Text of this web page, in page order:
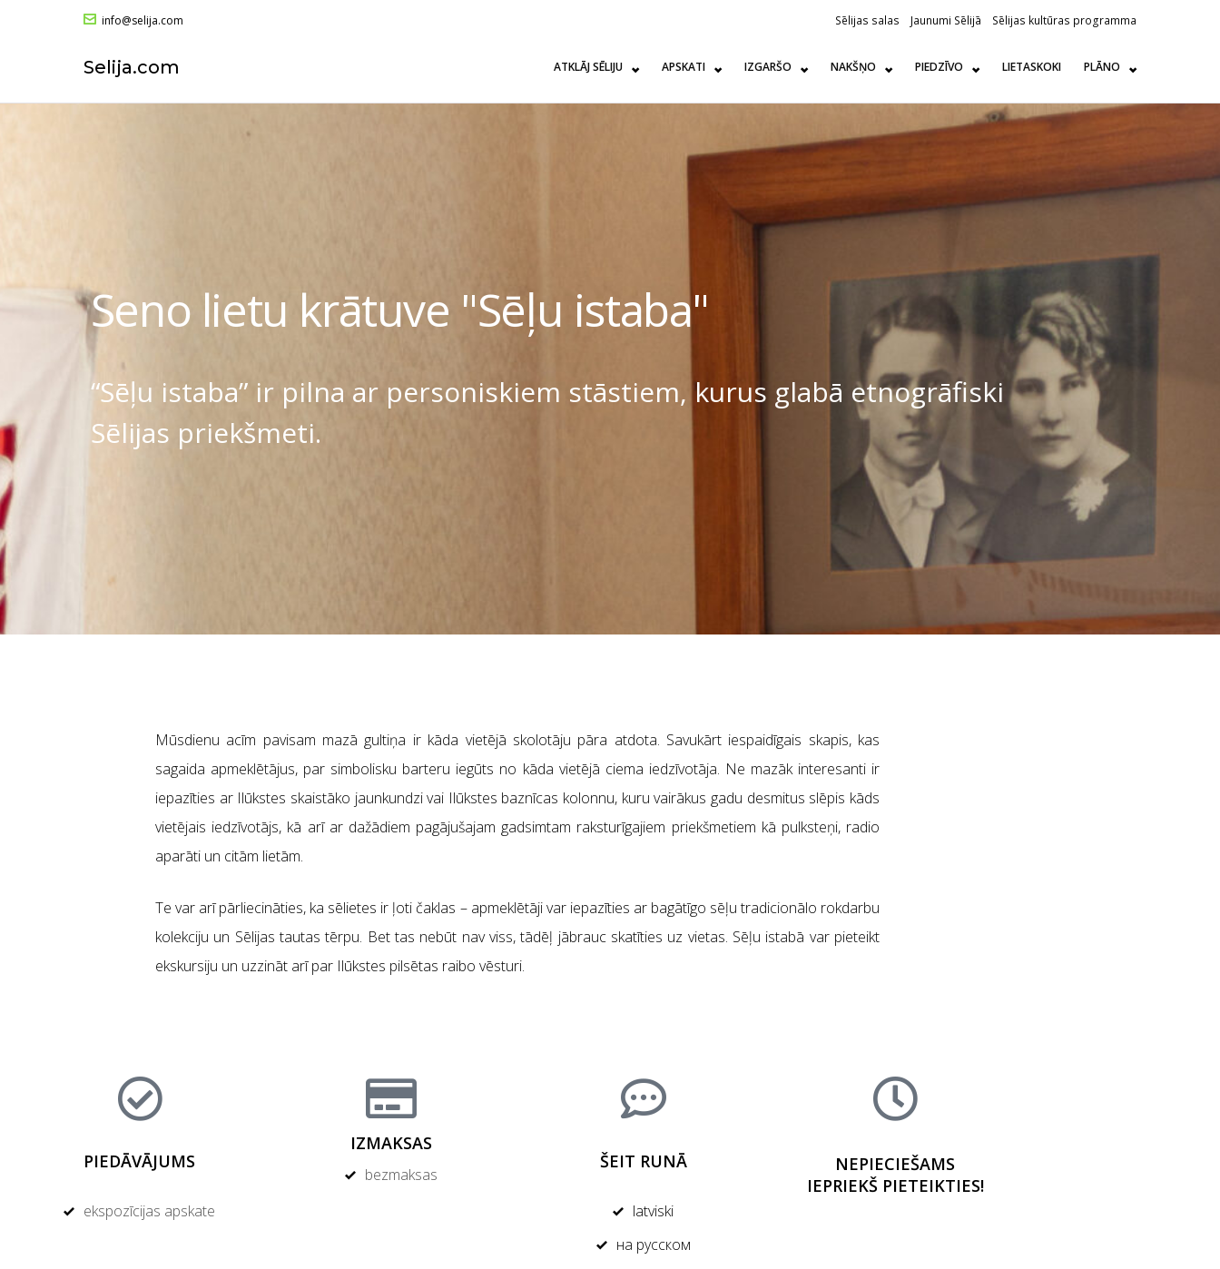
info@selija.com Sēlijas salas Jaunumi Sēlijā Sēlijas kultūras programma
Selija.com ATKLĀJ SĒLIJU APSKATI IZGARŠO NAKŠŅO PIEDZĪVO LIETASKOKI PLĀNO
Seno lietu krātuve "Sēļu istaba"
“Sēļu istaba” ir pilna ar personiskiem stāstiem, kurus glabā etnogrāfiski
Sēlijas priekšmeti.
Mūsdienu acīm pavisam mazā gultiņa ir kāda vietējā skolotāju pāra atdota. Savukārt iespaidīgais skapis, kas
sagaida apmeklētājus, par simbolisku barteru iegūts no kāda vietējā ciema iedzīvotāja. Ne mazāk interesanti ir
iepazīties ar Ilūkstes skaistāko jaunkundzi vai Ilūkstes baznīcas kolonnu, kuru vairākus gadu desmitus slēpis kāds
vietējais iedzīvotājs, kā arī ar dažādiem pagājušajam gadsimtam raksturīgajiem priekšmetiem kā pulksteņi, radio
aparāti un citām lietām.
Te var arī pārliecināties, ka sēlietes ir ļoti čaklas – apmeklētāji var iepazīties ar bagātīgo sēļu tradicionālo rokdarbu
kolekciju un Sēlijas tautas tērpu. Bet tas nebūt nav viss, tādēļ jābrauc skatīties uz vietas. Sēļu istabā var pieteikt
ekskursiju un uzzināt arī par Ilūkstes pilsētas raibo vēsturi.
PIEDĀVĀJUMS
ekspozīcijas apskate
IZMAKSAS
bezmaksas
ŠEIT RUNĀ
latviski
на русском
NEPIECIEŠAMS
IEPRIEKŠ PIETEIKTIES!